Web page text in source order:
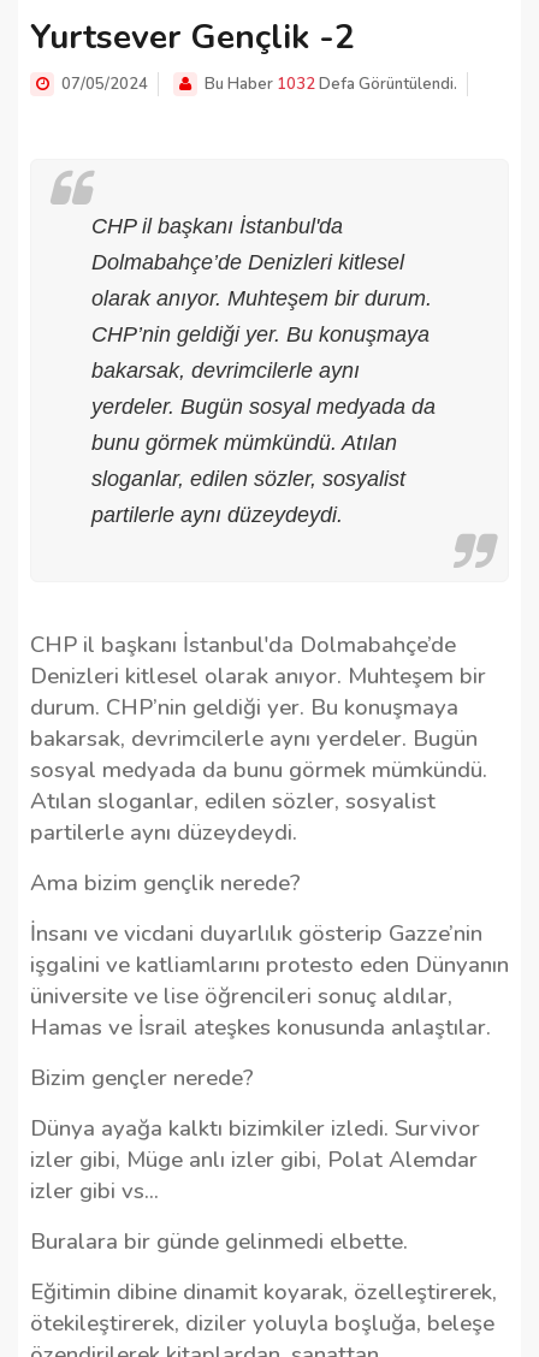
Yurtsever Gençlik -2
07/05/2024 Bu Haber 1032Defa Görüntülendi.
CHP il başkanı İstanbul'da
Dolmabahçe’de Denizleri kitlesel
olarak anıyor. Muhteşem bir durum.
CHP’nin geldiği yer. Bu konuşmaya
bakarsak, devrimcilerle aynı
yerdeler. Bugün sosyal medyada da
bunu görmek mümkündü. Atılan
sloganlar, edilen sözler, sosyalist
partilerle aynı düzeydeydi.
CHP il başkanı İstanbul'da Dolmabahçe’de
Denizleri kitlesel olarak anıyor. Muhteşem bir
durum. CHP’nin geldiği yer. Bu konuşmaya
bakarsak, devrimcilerle aynı yerdeler. Bugün
sosyal medyada da bunu görmek mümkündü.
Atılan sloganlar, edilen sözler, sosyalist
partilerle aynı düzeydeydi.
Ama bizim gençlik nerede?
İnsanı ve vicdani duyarlılık gösterip Gazze’nin
işgalini ve katliamlarını protesto eden Dünyanın
üniversite ve lise öğrencileri sonuç aldılar,
Hamas ve İsrail ateşkes konusunda anlaştılar.
Bizim gençler nerede?
Dünya ayağa kalktı bizimkiler izledi. Survivor
izler gibi, Müge anlı izler gibi, Polat Alemdar
izler gibi vs…
Buralara bir günde gelinmedi elbette.
Eğitimin dibine dinamit koyarak, özelleştirerek,
ötekileştirerek, diziler yoluyla boşluğa, beleşe